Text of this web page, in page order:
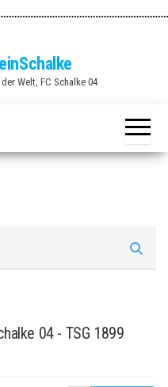
Welt, FC Schalke 04
04 - TSG 1899